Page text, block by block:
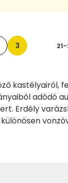
3
kastélyairól,
adódó
Erdély